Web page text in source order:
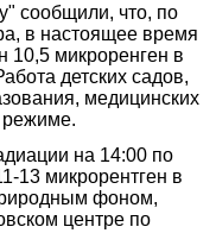
сообщили, что, по
в настоящее время
10,5 микроренген в
детских садов,
медицинских
режиме.
на 14:00 по
13 микрорентген в
фоном,
центре по